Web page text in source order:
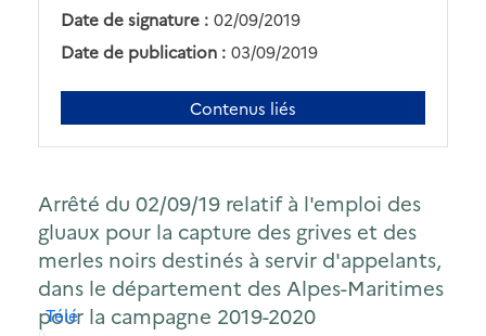
Date de signature : 02/09/2019
Date de publication : 03/09/2019
Contenus liés
Arrêté du 02/09/19 relatif à l'emploi des
gluaux pour la capture des grives et des
merles noirs destinés à servir d'appelants,
dans le département des Alpes-Maritimes
pour la campagne 2019-2020
Télécharger